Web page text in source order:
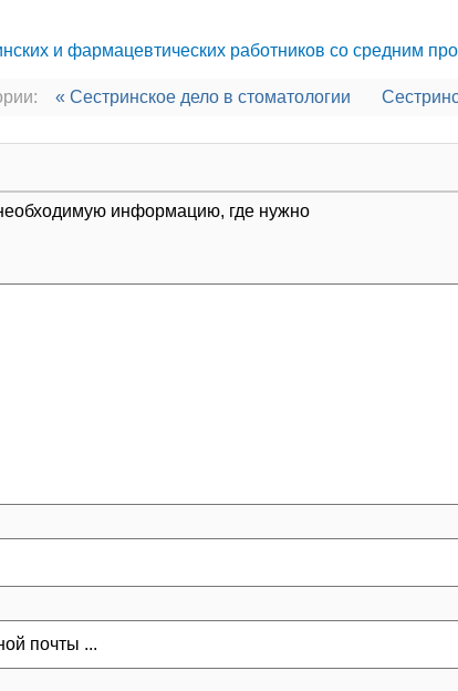
и фармацевтических работников со средним
« Сестринское дело в стоматологии
информацию, где нужно